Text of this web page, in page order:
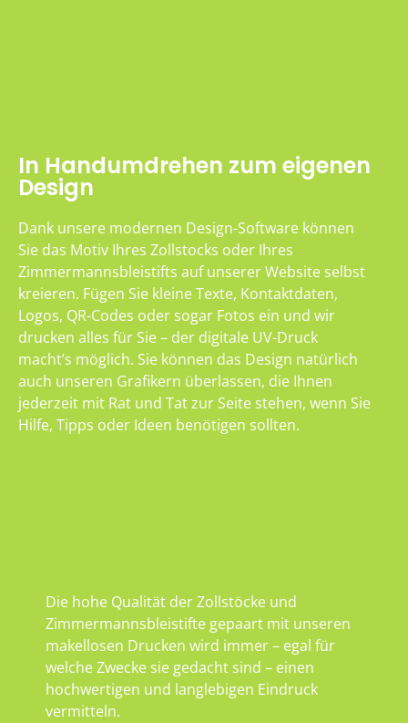
In Handumdrehen zum eigenen
Design
Dank unsere modernen Design-Software können
Sie das Motiv Ihres Zollstocks oder Ihres
Zimmermannsbleistifts auf unserer Website selbst
kreieren. Fügen Sie kleine Texte, Kontaktdaten,
Logos, QR-Codes oder sogar Fotos ein und wir
drucken alles für Sie – der digitale UV-Druck
macht’s möglich. Sie können das Design natürlich
auch unseren Grafikern überlassen, die Ihnen
jederzeit mit Rat und Tat zur Seite stehen, wenn Sie
Hilfe, Tipps oder Ideen benötigen sollten.
Die hohe Qualität der Zollstöcke und
Zimmermannsbleistifte gepaart mit unseren
makellosen Drucken wird immer – egal für
welche Zwecke sie gedacht sind – einen
hochwertigen und langlebigen Eindruck
vermitteln.